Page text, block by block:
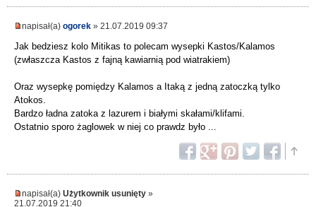
napisał(a) ogorek » 21.07.2019 09:37
Jak bedziesz kolo Mitikas to polecam wysepki Kastos/Kalamos
(zwłaszcza Kastos z fajną kawiarnią pod wiatrakiem)
Oraz wysepkę pomiędzy Kalamos a Itaką z jedną zatoczką tylko
Atokos.
Bardzo ładna zatoka z lazurem i białymi skałami/klifami.
Ostatnio sporo żaglowek w niej co prawdz było ...
napisał(a) Użytkownik usunięty »
21.07.2019 21:40